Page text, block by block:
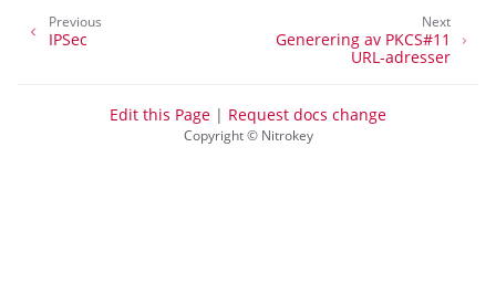
Next
Generering av PKCS#11
URL-adresser
Previous
IPSec
Copyright © Nitrokey
Edit this Page | Request docs change